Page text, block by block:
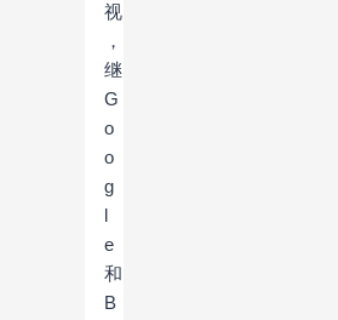
视
，
继
G
o
o
g
l
e
和
B